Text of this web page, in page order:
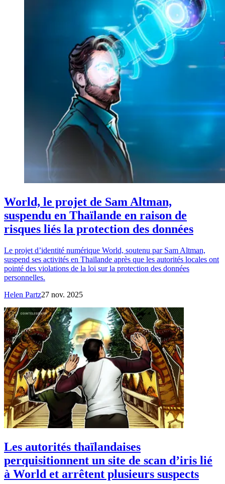
World, le projet de Sam Altman,
suspendu en Thaïlande en raison de
risques liés la protection des données
Le projet d’identité numérique World, soutenu par Sam Altman,
suspend ses activités en Thaïlande après que les autorités locales ont
pointé des violations de la loi sur la protection des données
personnelles.
Helen Partz27 nov. 2025
Les autorités thaïlandaises
perquisitionnent un site de scan d’iris lié
à World et arrêtent plusieurs suspects